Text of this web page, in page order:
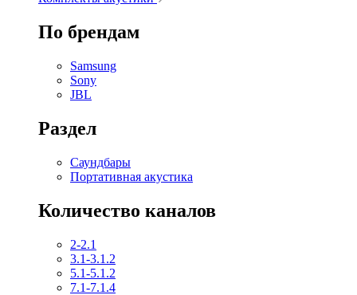
По брендам
Samsung
Sony
JBL
Раздел
Саундбары
Портативная акустика
Количество каналов
2-2.1
3.1-3.1.2
5.1-5.1.2
7.1-7.1.4